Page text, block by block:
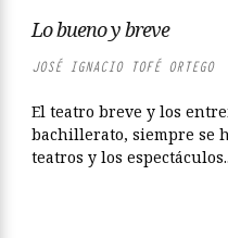
Lo bueno y breve
JOSÉ IGNACIO TOFÉ ORTEGO
El teatro breve y los
bachillerato, siempre se
teatros y los